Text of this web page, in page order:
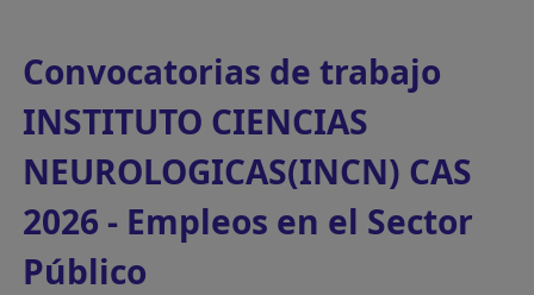
Convocatorias de trabajo
INSTITUTO CIENCIAS
NEUROLOGICAS(INCN) CAS
2026 - Empleos en el Sector
Público